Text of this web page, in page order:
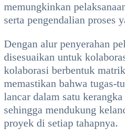
memungkinkan
serta pengendalian proses
Dengan alur penyerahan
disesuaikan untuk
kolaborasi berbentuk
memastikan bahwa tugas-
lancar dalam satu
sehingga mendukung
proyek di setiap tahapnya.